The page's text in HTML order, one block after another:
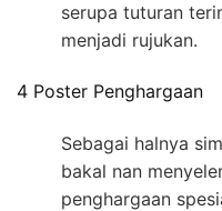
serupa tuturan
menjadi rujukan.
4 Poster Penghargaan
Sebagai halnya
bakal nan
penghargaan